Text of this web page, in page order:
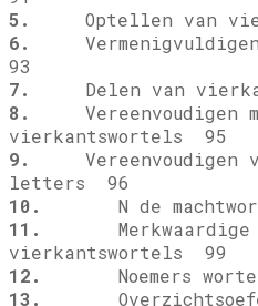
5.
Optellen van
6.
93
7.
Delen van
8.
Vereenvoudigen
vierkantswortels 95
9.
Vereenvoudigen
letters 96
10.
N de
11.
Merkwaardige
vierkantswortels 99
12.
Noemers
13.